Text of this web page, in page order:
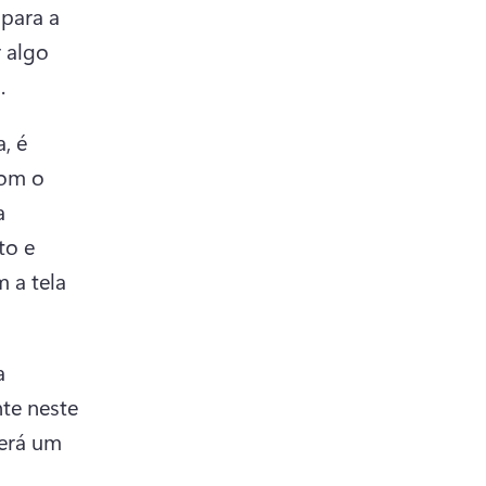
a
algo
é
o
e
a tela
neste
um